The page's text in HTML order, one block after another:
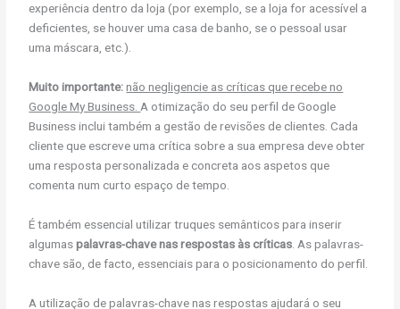
experiência dentro da loja (por exemplo, se a loja for acessível a
deficientes, se houver uma casa de banho, se o pessoal usar
uma máscara, etc.).
Muito importante: não negligencie as críticas que recebe no
Google My Business. A otimização do seu perfil de Google
Business inclui também a gestão de revisões de clientes. Cada
cliente que escreve uma crítica sobre a sua empresa deve obter
uma resposta personalizada e concreta aos aspetos que
comenta num curto espaço de tempo.
É também essencial utilizar truques semânticos para inserir
algumaspalavras-chave nas respostas às críticas . As palavras-
chave são, de facto, essenciais para o posicionamento do perfil.
A utilização de palavras-chave nas respostas ajudará o seu